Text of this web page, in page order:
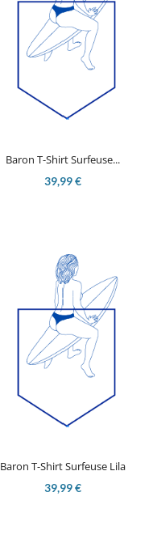
Baron T-Shirt Surfeuse...
39,99 €
Baron T-Shirt Surfeuse Lila
39,99 €